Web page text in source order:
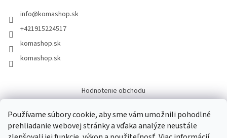
Používame súbory cookie, aby sme vám umožnili pohodlné
prehliadanie webovej stránky a vďaka analýze neustále
info@komashop.sk
+421915224517
komashop.sk
komashop.sk
Hodnotenie obchodu
Overene